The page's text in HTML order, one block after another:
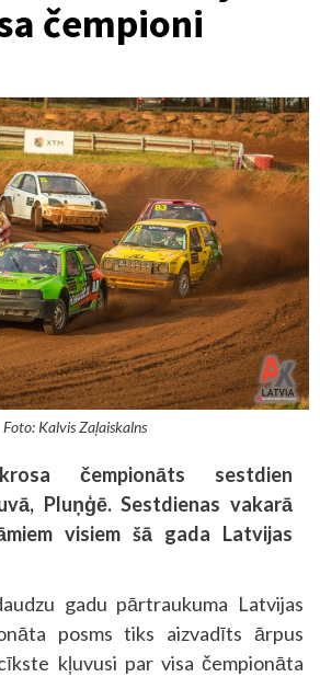
čempioni
Foto: Kalvis Zaļaiskalns
čempionāts sestdien
Pluņģē. Sestdienas vakarā
visiem šā gada Latvijas
gadu pārtraukuma Latvijas
posms tiks aizvadīts ārpus
kļuvusi par visa čempionāta